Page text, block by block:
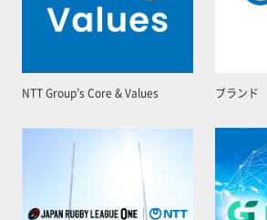
NTT Group’s Core & Values ブランド